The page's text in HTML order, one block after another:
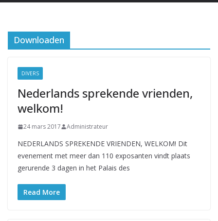
Downloaden
DIVERS
Nederlands sprekende vrienden,
welkom!
24 mars 2017 Administrateur
NEDERLANDS SPREKENDE VRIENDEN, WELKOM! Dit
evenement met meer dan 110 exposanten vindt plaats
gerurende 3 dagen in het Palais des
Read More